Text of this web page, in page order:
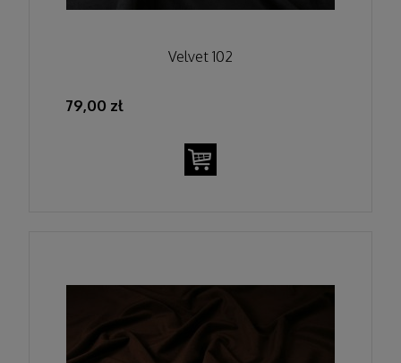
Velvet 102
79,00 zł